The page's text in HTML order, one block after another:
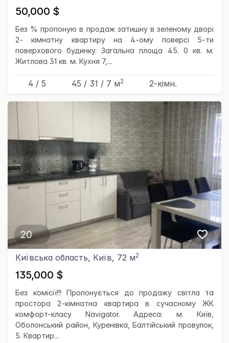
50,000 $
Без % пропоную в продаж затишну в зеленому дворі
2- кімнатну квартиру на 4-ому поверсі 5-ти
поверхового будинку. Загальна площа 45. 0 кв. м.
Житлова 31 кв. м. Кухня 7,...
4 / 5 45 / 31 / 7 м2 2-кімн.
20
Київська область, Київ, 72 м2
135,000 $
Без комісії!!! Пропонується до продажу світла та
простора 2-кімнатна квартира в сучасному ЖК
комфорт-класу Navigator. Адреса: м. Київ,
Оболонський район, Куренівка, Балтійський провулок,
5. Квартир...